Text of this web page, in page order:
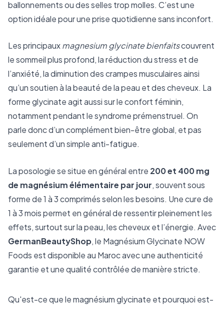
ballonnements ou des selles trop molles. C’est une
option idéale pour une prise quotidienne sans inconfort.
Les principauxmagnesium glycinate bienfaitscouvrent
le sommeil plus profond, la réduction du stress et de
l’anxiété, la diminution des crampes musculaires ainsi
qu’un soutien à la beauté de la peau et des cheveux. La
forme glycinate agit aussi sur le confort féminin,
notamment pendant le syndrome prémenstruel. On
parle donc d’un complément bien-être global, et pas
seulement d’un simple anti-fatigue.
La posologie se situe en général entre 200 et 400 mg
de magnésium élémentaire par jour, souvent sous
forme de 1 à 3 comprimés selon les besoins. Une cure de
1 à 3 mois permet en général de ressentir pleinement les
effets, surtout sur la peau, les cheveux et l’énergie. Avec
GermanBeautyShop, le Magnésium Glycinate NOW
Foods est disponible au Maroc avec une authenticité
garantie et une qualité contrôlée de manière stricte.
Qu'est-ce que le magnésium glycinate et pourquoi est-